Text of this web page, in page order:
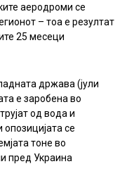
аеродроми се
– тоа е резултат
25 месеци
држава (јули
е заробена во
од вода и
се
тоне во
пред Украина